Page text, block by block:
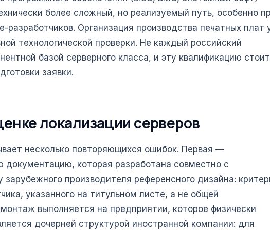
более сложный, но реализуемый путь, особенно
Организация производства печатных плат
технологической проверки. Не каждый российский
базой серверного класса, и эту квалификацию стоит
заявки.
локализации серверов
несколько повторяющихся ошибок. Первая —
документацию, которая разработана совместно с
производителя референсного дизайна:
указанного на титульном листе, а не общей
выполняется на предприятии, которое физически
дочерней структурой иностранной компании: для